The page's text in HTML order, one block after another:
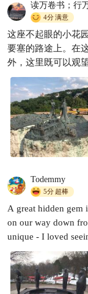
读万卷书；行
4分满意
这座不起眼的小花
要塞的路途上。在
外，这里既可以观
Todemmy
5分超棒
A great hidden
on our way down
unique - I loved